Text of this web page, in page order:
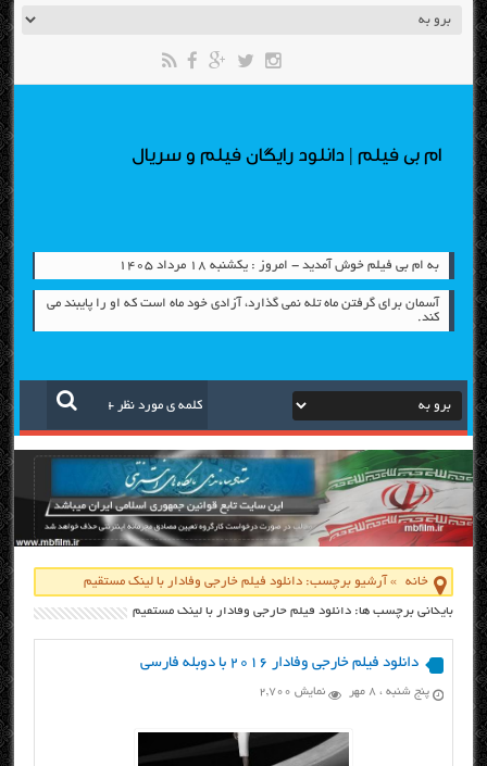
ام بی فیلم | دانلود رایگان فیلم و سریال
به ام بی فیلم خوش آمدید - امروز : یکشنبه ۱۸ مرداد ۱۴۰۵
آسمان برای گرفتن ماه تله نمی گذارد، آزادی خود ماه است كه او را پایبند می
كند.
خانه » آرشیو برچسب: دانلود فیلم خارجی وفادار با لینک مستقیم
بایگانی برچسب ها: دانلود فیلم خارجی وفادار با لینک مستقیم
دانلود فیلم خارجی وفادار ۲۰۱۶ با دوبله فارسی
پنج شنبه ، ۸ مهر نمایش 2,700